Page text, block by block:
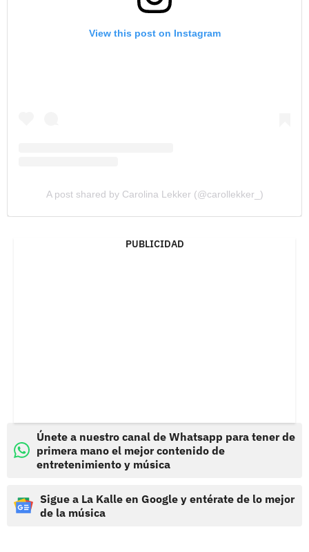
View this post on Instagram
A post shared by Carolina Lekker (@carollekker_)
PUBLICIDAD
Únete a nuestro canal de Whatsapp para tener de
primera mano el mejor contenido de
entretenimiento y música
Sigue a La Kalle en Google y entérate de lo mejor
de la música